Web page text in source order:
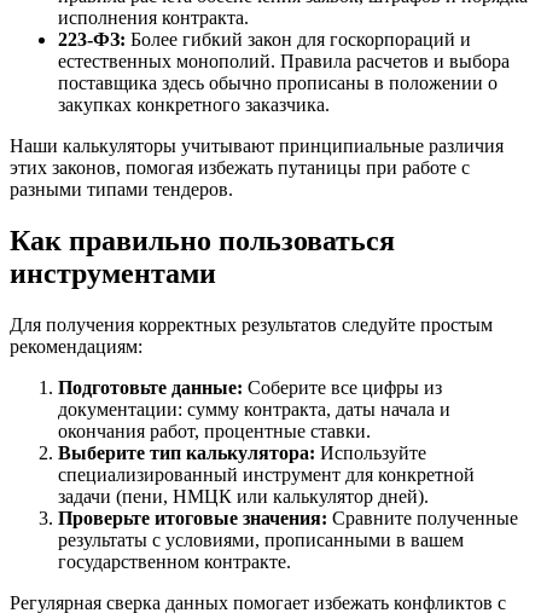
исполнения контракта.
223-ФЗ: Более гибкий закон для госкорпораций и
естественных монополий. Правила расчетов и выбора
поставщика здесь обычно прописаны в положении о
закупках конкретного заказчика.
Наши калькуляторы учитывают принципиальные различия
этих законов, помогая избежать путаницы при работе с
разными типами тендеров.
Как правильно пользоваться
инструментами
Для получения корректных результатов следуйте простым
рекомендациям:
Подготовьте данные: Соберите все цифры из
документации: сумму контракта, даты начала и
окончания работ, процентные ставки.
Выберите тип калькулятора: Используйте
специализированный инструмент для конкретной
задачи (пени, НМЦК или калькулятор дней).
Проверьте итоговые значения: Сравните полученные
результаты с условиями, прописанными в вашем
государственном контракте.
Регулярная сверка данных помогает избежать конфликтов с